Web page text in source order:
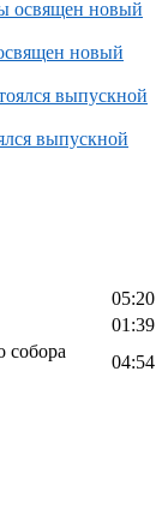
новый
выпускной
05:20
01:39
собора
04:54